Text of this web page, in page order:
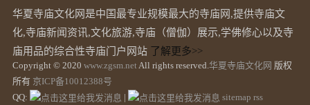
华夏寺庙文化网是中国最专业规模最大的寺庙网,提供寺庙文
化,寺庙新闻资讯,文化旅游,寺庙（僧伽）展示,学佛修心以及寺
庙用品的综合性寺庙门户网站
了解更多>>
Copyright © 2020 www.zgsm.net All rights reserved. 华夏寺庙文化网 版权
所有 京ICP备10012388号
QQ:
| sitemap rss